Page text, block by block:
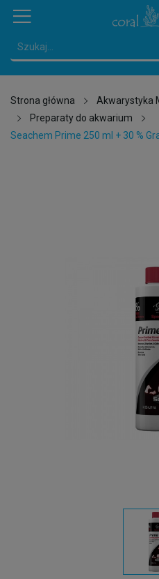
Strona główna Akwarystyka
Preparaty do akwarium
Seachem Prime 250 ml + 30 %